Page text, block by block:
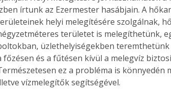
lapszámai. A
kényelmes megoldás,
írtunk az Ezermester hasábjain. A
helyi melegítésére szolgálnak,
területet is melegíthetünk,
üzlethelyiségekben
főzésen és a fűtésen kívül a melegvíz
ez a probléma is
vízmelegítők segítségével.